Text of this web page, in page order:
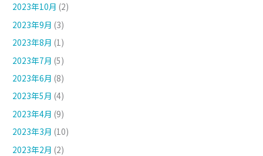
2023年10月 (2)
2023年9月 (3)
2023年8月 (1)
2023年7月 (5)
2023年6月 (8)
2023年5月 (4)
2023年4月 (9)
2023年3月 (10)
2023年2月 (2)